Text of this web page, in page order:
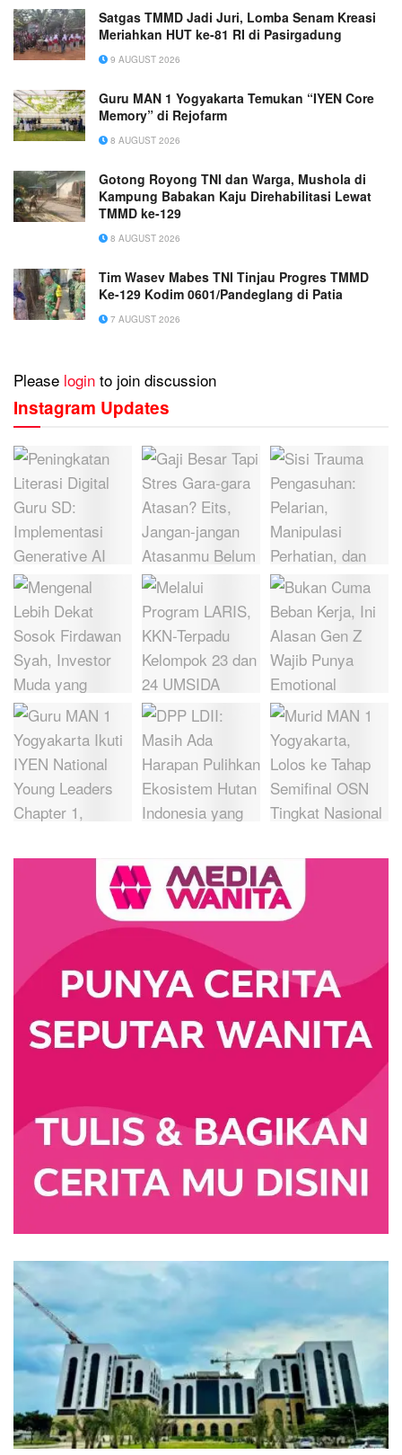
Satgas TMMD Jadi Juri, Lomba Senam Kreasi
Meriahkan HUT ke-81 RI di Pasirgadung
9 AUGUST 2026
Guru MAN 1 Yogyakarta Temukan “IYEN Core
Memory” di Rejofarm
8 AUGUST 2026
Gotong Royong TNI dan Warga, Mushola di
Kampung Babakan Kaju Direhabilitasi Lewat
TMMD ke-129
8 AUGUST 2026
Tim Wasev Mabes TNI Tinjau Progres TMMD
Ke-129 Kodim 0601/Pandeglang di Patia
7 AUGUST 2026
Please login to join discussion
Instagram Updates